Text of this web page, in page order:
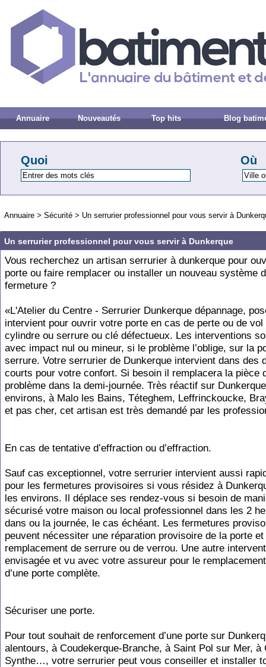
Annuaire Nouveautés Top hits Blog
Quoi Où
Annuaire > Sécurité > Un serrurier professionnel pour vous servir à
Un serrurier professionnel pour vous servir à Dunkerque
Vous recherchez un artisan serrurier à dunkerque pour
porte ou faire remplacer ou installer un nouveau système
fermeture ?
«L'Atelier du Centre - Serrurier Dunkerque dépannage,
intervient pour ouvrir votre porte en cas de perte ou de vol
cylindre ou serrure ou clé défectueux. Les interventions
avec impact nul ou mineur, si le problème l’oblige, sur la
serrure. Votre serrurier de Dunkerque intervient dans des
courts pour votre confort. Si besoin il remplacera la pièce
problème dans la demi-journée. Très réactif sur
environs, à Malo les Bains, Téteghem, Leffrinckoucke,
et pas cher, cet artisan est très demandé par les
En cas de tentative d’effraction ou d’effraction.
Sauf cas exceptionnel, votre serrurier intervient aussi
pour les fermetures provisoires si vous résidez à
les environs. Il déplace ses rendez-vous si besoin de
sécurisé votre maison ou local professionnel dans les 2
dans ou la journée, le cas échéant. Les fermetures
peuvent nécessiter une réparation provisoire de la porte et
remplacement de serrure ou de verrou. Une autre
envisagée et vu avec votre assureur pour le
d’une porte complète.
Sécuriser une porte.
Pour tout souhait de renforcement d’une porte sur
alentours, à Coudekerque-Branche, à Saint Pol sur Mer, à
Synthe…, votre serrurier peut vous conseiller et installer